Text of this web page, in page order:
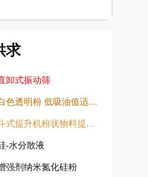
求
卸式振动筛
供应超细白色透明粉 低吸油值适用于塑料橡胶油漆透明粉末
粮食颗粒斗式提升机粉状物料提升机
-水分散液
强剂纳米氮化硅粉